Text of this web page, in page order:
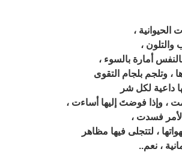
،
والتلون ،
أمارة بالسوء ،
وتلجم بلجام التقوى
داعية لكل شر
، وإذا فوضتَ إليها أساءت ،
فسدت ،
، لتتجلى فيها مظاهر
، نعم..